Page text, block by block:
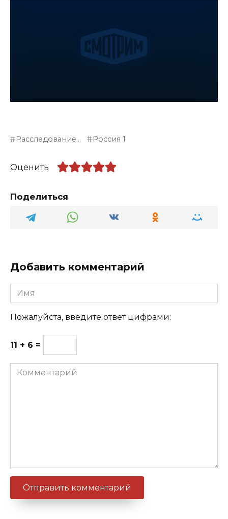
Расследование... Россия 1
Оценить
Поделиться
Добавить комментарий
Имя
Пожалуйста, введите ответ цифрами:
11 + 6 =
Комментарий